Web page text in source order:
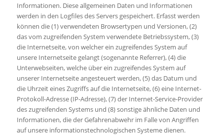
Informationen. Diese allgemeinen Daten und Informationen
werden in den Logfiles des Servers gespeichert. Erfasst werden
können die (1) verwendeten Browsertypen und Versionen, (2)
das vom zugreifenden System verwendete Betriebssystem, (3)
die Internetseite, von welcher ein zugreifendes System auf
unsere Internetseite gelangt (sogenannte Referrer), (4) die
Unterwebseiten, welche über ein zugreifendes System auf
unserer Internetseite angesteuert werden, (5) das Datum und
die Uhrzeit eines Zugriffs auf die Internetseite, (6) eine Internet-
Protokoll-Adresse (IP-Adresse), (7) der Internet-Service-Provider
des zugreifenden Systems und (8) sonstige ähnliche Daten und
Informationen, die der Gefahrenabwehr im Falle von Angriffen
auf unsere informationstechnologischen Systeme dienen.